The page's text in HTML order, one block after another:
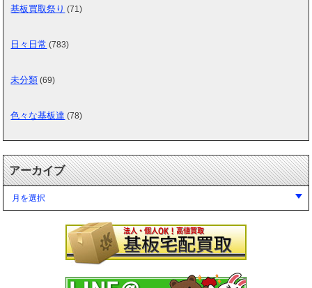
基板買取祭り (71)
日々日常 (783)
未分類 (69)
色々な基板達 (78)
アーカイブ